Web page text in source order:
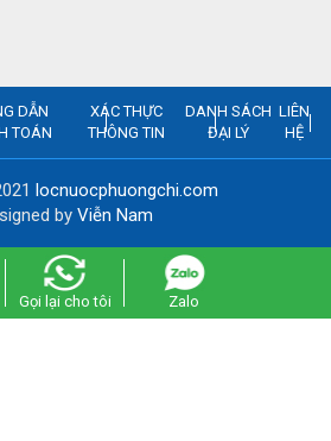
DẪN
TOÁN
XÁC THỰC
THÔNG TIN
DANH SÁCH
ĐẠI LÝ
LIÊN
HỆ
locnuocphuongchi.com
by Viễn Nam
Gọi lại cho tôi Zalo